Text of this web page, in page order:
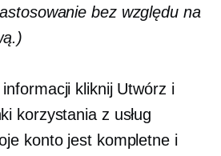
bez względu na
kliknij Utwórz i
korzystania z usług
konto jest kompletne i